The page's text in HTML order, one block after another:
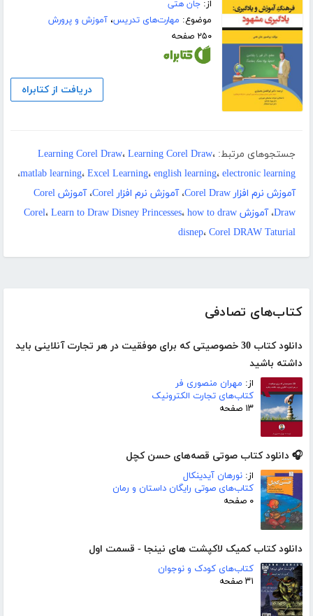
کتاب‌های تصادفی
دانلود کتاب 30 خصوصیتی که برای موفقیت در هر تجارت آنلاینی باید
داشته باشید
از: مهران منصوری فر
کتاب‌های تجارت الکترونیک
۱۳ صفحه
🎧 دانلود کتاب صوتی قصه‌های حسن کچل
از: نورهان آیدینکال
کتاب‌های صوتی رایگان داستان و رمان
۰ صفحه
دانلود کتاب کمیک لاکپشت های نینجا - قسمت اول
کتاب‌های کودک و نوجوان
۳۱ صفحه
از:جان هتی
موضوع: مهارت‌های تدریس،آموزش و پرورش
۲۵۰ صفحه
دریافت از کتابراه
جستجوهای مرتبط: Learning Corel Draw، Learning Corel Draw،
matlab learning، Excel Learning، english learning، electronic learning
،
آموزش نرم افزار Corel Draw
،آموزش نرم افزار Corel ،
آموزش Corel
Draw،آموزش Corel ، Learn to Draw Disney Princesses، how to draw
disnep، Corel DRAW Taturial